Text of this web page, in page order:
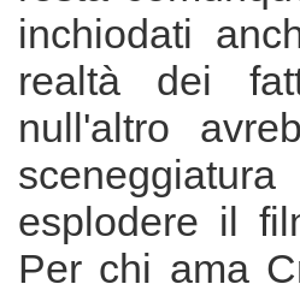
inchiodati
realtà dei
null'altro
esplodere il
Per chi ama